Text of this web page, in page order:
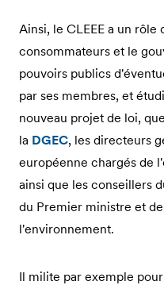
Ainsi, le CLEEE a un
consommateurs et le
pouvoirs publics
par ses membres, et
nouveau projet de loi,
la DGEC, les directeurs
européenne chargés de
ainsi que les conseillers
du Premier ministre et
l'environnement.
Il milite par exemple